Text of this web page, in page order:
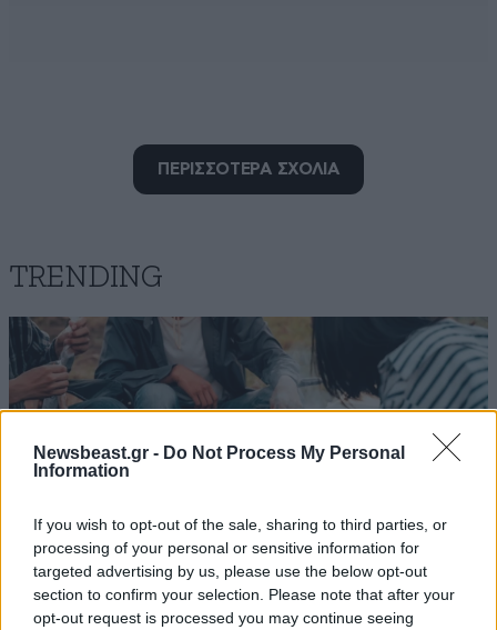
Newsbeast.gr - Do Not Process My Personal
Information
If you wish to opt-out of the sale, sharing to third parties, or
processing of your personal or sensitive information for
targeted advertising by us, please use the below opt-out
section to confirm your selection. Please note that after your
opt-out request is processed you may continue seeing
Με εγγόνια θα περίμεναν ;
Απαντήστε 0 0
Η ψηφοφόροι τον κομμάτων της ΝΔ με επιδόματα και
ο Έλληνας δεν έχει να φάει καλά σας κάνουν τους
χαϊδεύουν τα αυτιά
ΠΕΡΙΣΣΟΤΕΡΑ ΣΧΟΛΙΑ
TRENDING